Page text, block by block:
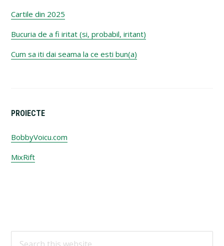
Cartile din 2025
Bucuria de a fi iritat (si, probabil, iritant)
Cum sa iti dai seama la ce esti bun(a)
PROIECTE
BobbyVoicu.com
MixRift